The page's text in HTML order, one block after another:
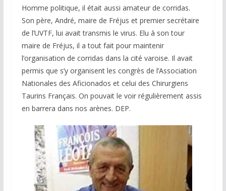
Homme politique, il était aussi amateur de corridas.
Son père, André, maire de Fréjus et premier secrétaire
de l’UVTF, lui avait transmis le virus. Elu à son tour
maire de Fréjus, il a tout fait pour maintenir
l’organisation de corridas dans la cité varoise. Il avait
permis que s’y organisent les congrès de l’Association
Nationales des Aficionados et celui des Chirurgiens
Taurins Français. On pouvait le voir régulièrement assis
en barrera dans nos arènes. DEP.